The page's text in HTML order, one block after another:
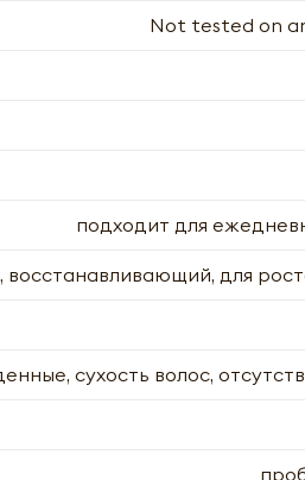
Not tested on
подходит для
для
сухость волос,